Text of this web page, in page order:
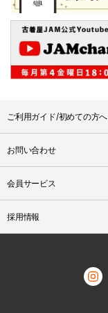
ご利用ガイド/初めての方へ
お問い合わせ
会員サービス
採用情報